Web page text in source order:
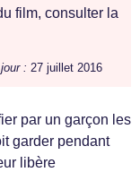
film, consulter la
: 27 juillet 2016
par un garçon les
garder pendant
libère